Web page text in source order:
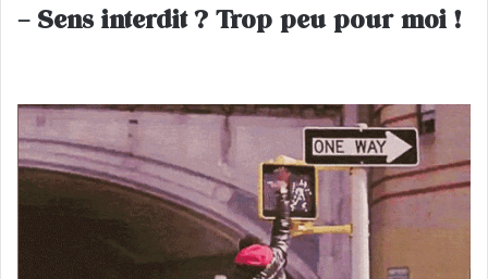
– Sens interdit ? Trop peu pour moi !